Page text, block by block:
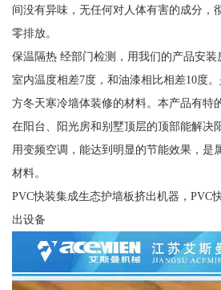
间没有异味，无任何对人体有害的成分，
零排放。
保温隔热 经部门检测，用我们的产品安
室内温度相差7度，和油漆相比相差10度
方冬天寒冷墙体装修的材料。本产品有特
在阳台、阳光房和别墅顶层的顶部能解决
用变频空调，能达到明显的节能效果，是
材料。
PVC快装集成生态护墙板挤出机器，PVC
出设备